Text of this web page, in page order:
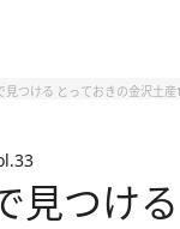
見つける とっておきの金沢土産
見つけ